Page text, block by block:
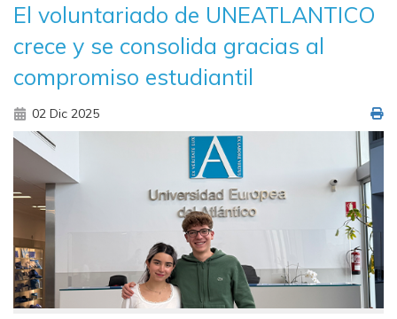
principal
El voluntariado de UNEATLANTICO
crece y se consolida gracias al
compromiso estudiantil
02 Dic 2025